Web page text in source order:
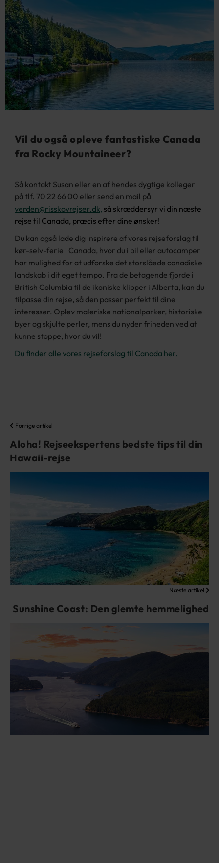
Vil du også opleve fantastiske Canada
fra Rocky Mountaineer?
Så kontakt Susan eller en af hendes dygtige kolleger
på tlf. 70 22 66 00 eller send en mail på
verden@risskovrejser.dk, så skræddersyr vi din næste
rejse til Canada, præcis efter dine ønsker!
Du kan også lade dig inspirere af vores rejseforslag til
kør-selv-ferie i Canada, hvor du i bil eller autocamper
har mulighed for at udforske det storslåede canadiske
landskab i dit eget tempo. Fra de betagende fjorde i
British Columbia til de ikoniske klipper i Alberta, kan du
tilpasse din rejse, så den passer perfekt til dine
interesser. Oplev maleriske nationalparker, historiske
byer og skjulte perler, mens du nyder friheden ved at
kunne stoppe, hvor du vil!
Du finder alle vores rejseforslag til Canada her.
Forrige artikel
Aloha! Rejseekspertens bedste tips til din
Hawaii-rejse
Næste artikel
Sunshine Coast: Den glemte hemmelighed